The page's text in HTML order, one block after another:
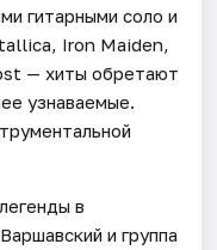
гитарными соло и
Iron Maiden,
— хиты обретают
узнаваемые.
в
и группа